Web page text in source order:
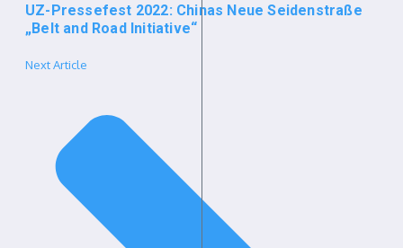
UZ-Pressefest 2022: Chinas Neue Seidenstraße
„Belt and Road Initiative“
Next Article